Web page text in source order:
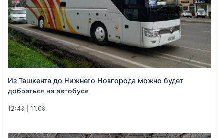
Из Ташкента до Нижнего Новгорода можно будет
добраться на автобусе
12:43 | 11.08